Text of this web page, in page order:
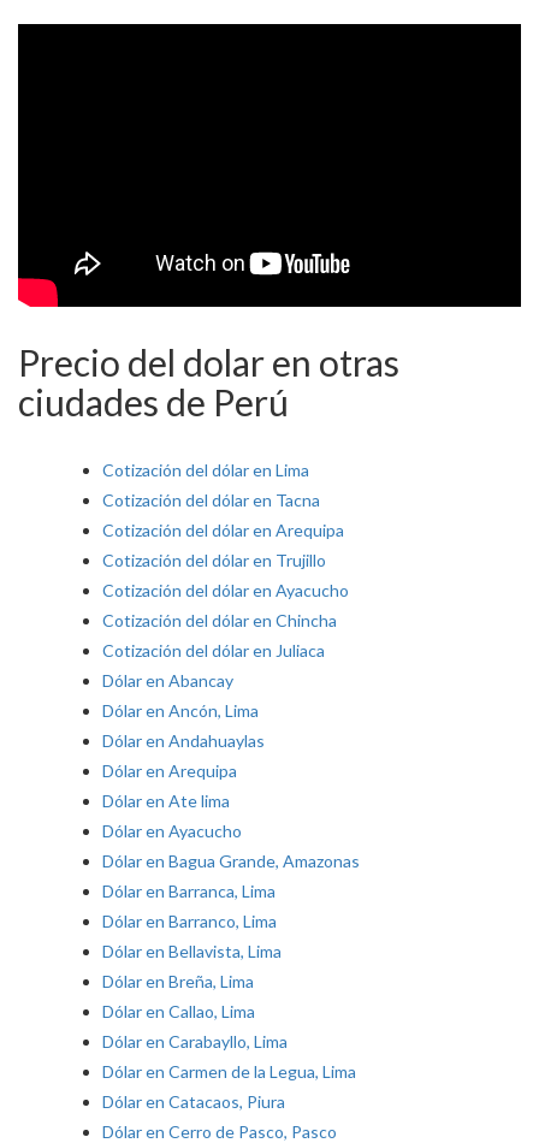
Precio del dolar en otras
ciudades de Perú
Cotización del dólar en Lima
Cotización del dólar en Tacna
Cotización del dólar en Arequipa
Cotización del dólar en Trujillo
Cotización del dólar en Ayacucho
Cotización del dólar en Chincha
Cotización del dólar en Juliaca
Dólar en Abancay
Dólar en Ancón, Lima
Dólar en Andahuaylas
Dólar en Arequipa
Dólar en Ate lima
Dólar en Ayacucho
Dólar en Bagua Grande, Amazonas
Dólar en Barranca, Lima
Dólar en Barranco, Lima
Dólar en Bellavista, Lima
Dólar en Breña, Lima
Dólar en Callao, Lima
Dólar en Carabayllo, Lima
Dólar en Carmen de la Legua, Lima
Dólar en Catacaos, Piura
Dólar en Cerro de Pasco, Pasco